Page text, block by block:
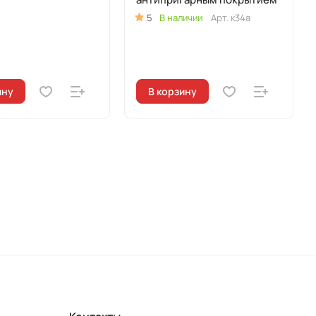
5 В наличии Арт. к34а
В корзину